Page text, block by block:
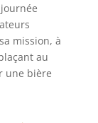
de
votre
mission, à
au
une bière